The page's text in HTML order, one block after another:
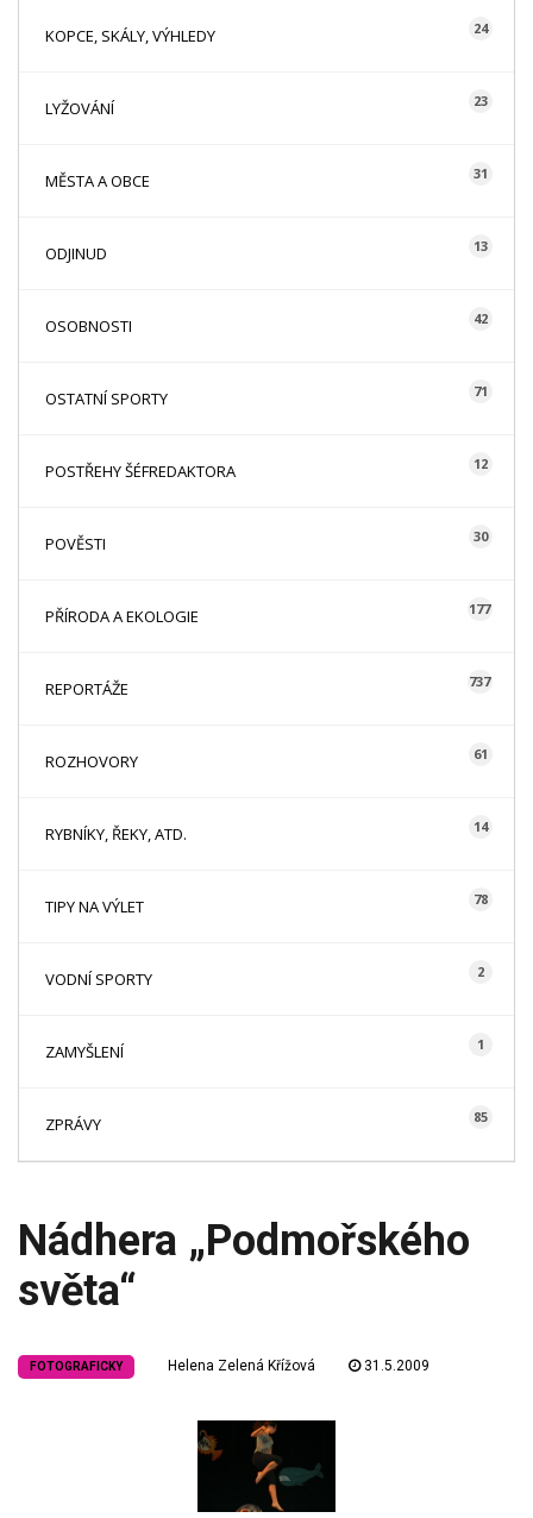
KOPCE, SKÁLY, VÝHLEDY 24
LYŽOVÁNÍ 23
MĚSTA A OBCE 31
ODJINUD 13
OSOBNOSTI 42
OSTATNÍ SPORTY 71
POSTŘEHY ŠÉFREDAKTORA 12
POVĚSTI 30
PŘÍRODA A EKOLOGIE 177
REPORTÁŽE 737
ROZHOVORY 61
RYBNÍKY, ŘEKY, ATD. 14
TIPY NA VÝLET 78
VODNÍ SPORTY 2
ZAMYŠLENÍ 1
ZPRÁVY 85
Nádhera „Podmořského
světa“
FOTOGRAFICKY Helena Zelená Křížová 31.5.2009